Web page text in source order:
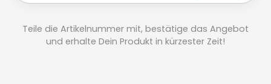
Teile die Artikelnummer mit, bestätige das Angebot
und erhalte Dein Produkt in kürzester Zeit!